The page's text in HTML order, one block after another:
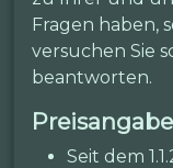
Fragen haben,
versuchen Sie
beantworten.
Seit dem